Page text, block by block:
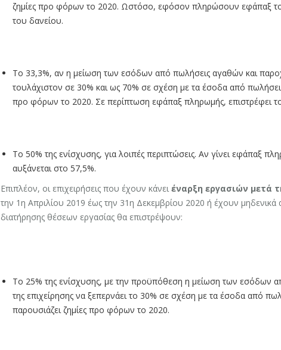
ζημίες προ φόρων το 2020. Ωστόσο, εφόσον πληρώσουν εφάπαξ το
του δανείου.
Το 33,3%, αν η μείωση των εσόδων από πωλήσεις αγαθών και
τουλάχιστον σε 30% και ως 70% σε σχέση με τα έσοδα από
προ φόρων το 2020. Σε περίπτωση εφάπαξ πληρωμής, επιστρέφει
Το 50% της ενίσχυσης, για λοιπές περιπτώσεις. Αν γίνει εφάπαξ
αυξάνεται στο 57,5%.
Επιπλέον, οι επιχειρήσεις που έχουν κάνειέναρξη εργασιών μετά
την 1η Απριλίου 2019 έως την 31η Δεκεμβρίου 2020 ή έχουν μηδενικά
διατήρησης θέσεων εργασίας θα επιστρέψουν:
Το 25% της ενίσχυσης, με την προϋπόθεση η μείωση των εσόδων
της επιχείρησης να ξεπερνάει το 30% σε σχέση με τα έσοδα από
παρουσιάζει ζημίες προ φόρων το 2020.